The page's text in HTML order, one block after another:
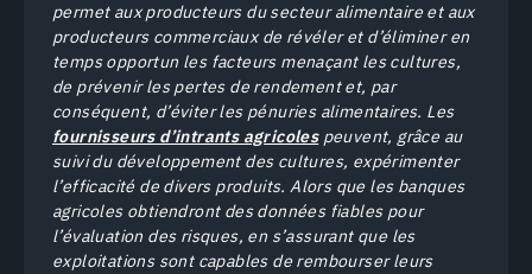
permet aux producteurs du secteur alimentaire et aux
producteurs commerciaux de révéler et d’éliminer en
temps opportun les facteurs menaçant les cultures,
de prévenir les pertes de rendement et, par
conséquent, d’éviter les pénuries alimentaires. Les
fournisseurs d’intrants agricolespeuvent, grâce au
suivi du développement des cultures, expérimenter
l’efficacité de divers produits. Alors que les banques
agricoles obtiendront des données fiables pour
l’évaluation des risques, en s’assurant que les
exploitations sont capables de rembourser leurs